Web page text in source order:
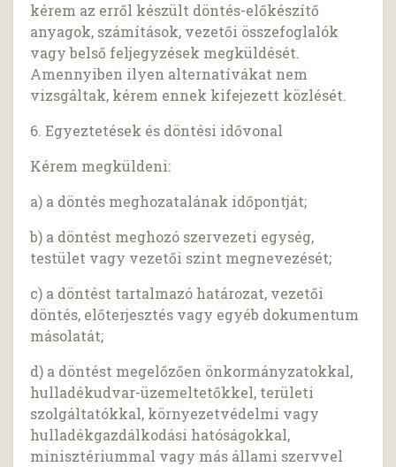
kérem az erről készült döntés-előkészítő
anyagok, számítások, vezetői összefoglalók
vagy belső feljegyzések megküldését.
Amennyiben ilyen alternatívákat nem
vizsgáltak, kérem ennek kifejezett közlését.
6. Egyeztetések és döntési idővonal
Kérem megküldeni:
a) a döntés meghozatalának időpontját;
b) a döntést meghozó szervezeti egység,
testület vagy vezetői szint megnevezését;
c) a döntést tartalmazó határozat, vezetői
döntés, előterjesztés vagy egyéb dokumentum
másolatát;
d) a döntést megelőzően önkormányzatokkal,
hulladékudvar-üzemeltetőkkel, területi
szolgáltatókkal, környezetvédelmi vagy
hulladékgazdálkodási hatóságokkal,
minisztériummal vagy más állami szervvel